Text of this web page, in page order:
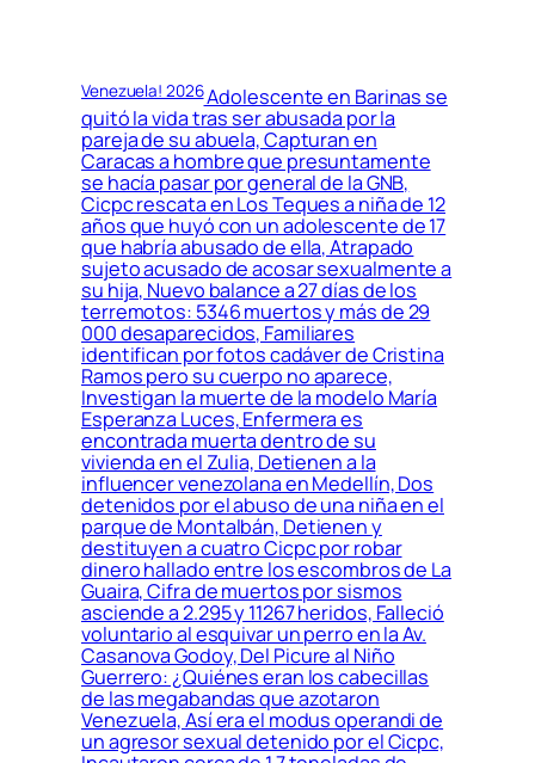
Venezuela! 2026Adolescente en Barinas se
quitó la vida tras ser abusada por la
pareja de su abuela, Capturan en
Caracas a hombre que presuntamente
se hacía pasar por general de la GNB,
Cicpc rescata en Los Teques a niña de 12
años que huyó con un adolescente de 17
que habría abusado de ella, Atrapado
sujeto acusado de acosar sexualmente a
su hija, Nuevo balance a 27 días de los
terremotos: 5346 muertos y más de 29
000 desaparecidos, Familiares
identifican por fotos cadáver de Cristina
Ramos pero su cuerpo no aparece,
Investigan la muerte de la modelo María
Esperanza Luces, Enfermera es
encontrada muerta dentro de su
vivienda en el Zulia, Detienen a la
influencer venezolana en Medellín, Dos
detenidos por el abuso de una niña en el
parque de Montalbán, Detienen y
destituyen a cuatro Cicpc por robar
dinero hallado entre los escombros de La
Guaira, Cifra de muertos por sismos
asciende a 2.295 y 11267 heridos, Falleció
voluntario al esquivar un perro en la Av.
Casanova Godoy, Del Picure al Niño
Guerrero: ¿Quiénes eran los cabecillas
de las megabandas que azotaron
Venezuela, Así era el modus operandi de
un agresor sexual detenido por el Cicpc,